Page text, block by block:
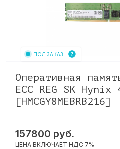
ПОД ЗАКАЗ
Оперативная
ECC REG SK Hynix
[HMCGY8MEBRB216]
157800 руб.
ЦЕНА ВКЛЮЧАЕТ НДС 7%